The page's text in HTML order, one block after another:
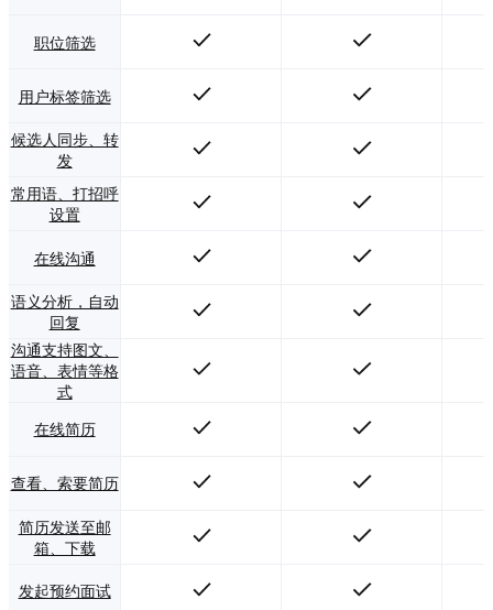
职位筛选
用户标签筛选
候选人同步、转
发
常用语、打招呼
设置
在线沟通
语义分析，自动
回复
沟通支持图文、
语音、表情等格
式
在线简历
查看、索要简历
简历发送至邮
箱、下载
发起预约面试